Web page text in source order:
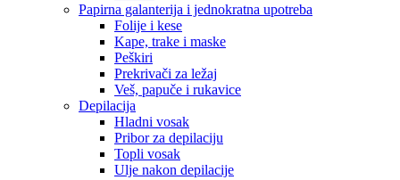
Papirna galanterija i jednokratna upotreba
Folije i kese
Kape, trake i maske
Peškiri
Prekrivači za ležaj
Veš, papuče i rukavice
Depilacija
Hladni vosak
Pribor za depilaciju
Topli vosak
Ulje nakon depilacije